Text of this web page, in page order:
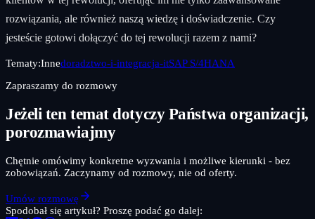
rozwiązania, ale również naszą wiedzę i doświadczenie. Czy
jesteście gotowi dołączyć do tej rewolucji razem z nami?
Tematy:Innedoradztwo-i-integracja-itSAP S/4HANA
Zapraszamy do rozmowy
Jeżeli ten temat dotyczy Państwa organizacji,
porozmawiajmy
Chętnie omówimy konkretne wyzwania i możliwe kierunki - bez
zobowiązań. Zaczynamy od rozmowy, nie od oferty.
Umów rozmowę
Spodobał się artykuł? Proszę podać go dalej: